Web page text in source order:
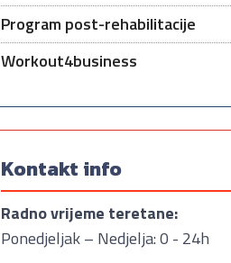
Program post-rehabilitacije
Workout4business
Kontakt info
Radno vrijeme teretane:
Ponedjeljak – Nedjelja: 0 - 24h